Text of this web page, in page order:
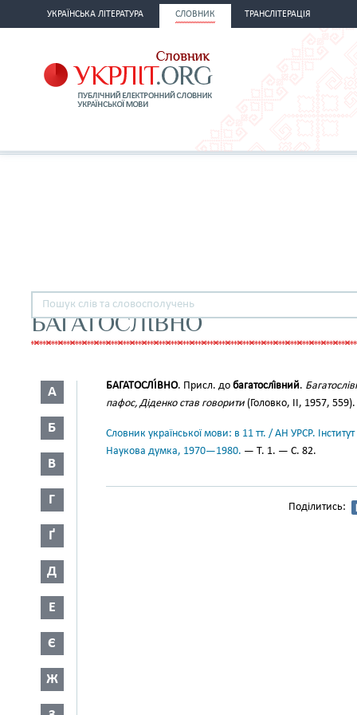
УКРАЇНСЬКА ЛІТЕРАТУРА СЛОВНИК ТРАНСЛІТЕРАЦІЯ
БАГАТОСЛІВНО
А
Б
В
Г
Ґ
Д
Е
Є
Ж
БАГАТОСЛІ́ВНО. Присл. до багатослі́вний.
пафос, Діденко став говорити (Головко, II, 1957, 559).
Словник української мови: в 11 тт. / АН УРСР.
Наукова думка, 1970—1980. — Т. 1. — С. 82.
Поділитись: